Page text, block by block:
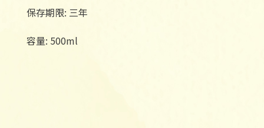
保存期限: 三年
容量: 500ml